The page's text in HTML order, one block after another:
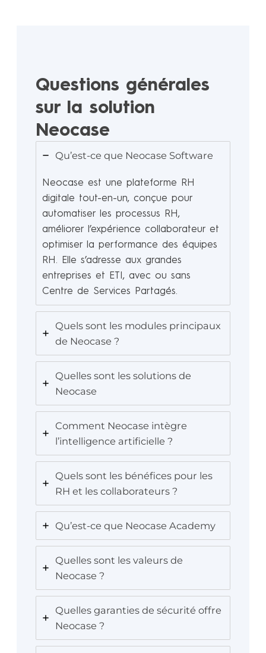
Questions générales
sur la solution
Neocase
Qu’est-ce que Neocase Software
Neocase est une plateforme RH
digitale tout-en-un, conçue pour
automatiser les processus RH,
améliorer l’expérience collaborateur et
optimiser la performance des équipes
RH. Elle s’adresse aux grandes
entreprises et ETI, avec ou sans
Centre de Services Partagés.
Quels sont les modules principaux
de Neocase ?
Quelles sont les solutions de
Neocase
Comment Neocase intègre
l’intelligence artificielle ?
Quels sont les bénéfices pour les
RH et les collaborateurs ?
Qu’est-ce que Neocase Academy
Quelles sont les valeurs de
Neocase ?
Quelles garanties de sécurité offre
Neocase ?